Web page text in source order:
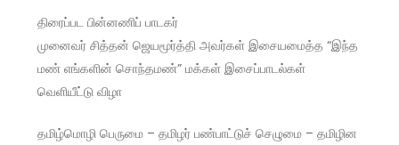
திரைப்பட பின்னணிப் பாடகர்
முனைவர் சித்தன் ஜெயமூர்த்தி அவர்கள் இசையமைத்த “இந்த
மண் எங்களின் சொந்தமண்” மக்கள் இசைப்பாடல்கள்
வெளியீட்டு விழா
தமிழ்மொழி பெருமை – தமிழர் பண்பாட்டுச் செழுமை – தமிழின